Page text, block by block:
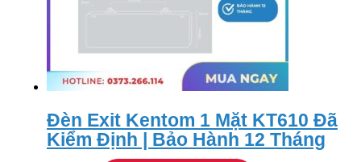
Đèn Exit Kentom 1 Mặt KT610 Đã
Kiểm Định | Bảo Hành 12 Tháng